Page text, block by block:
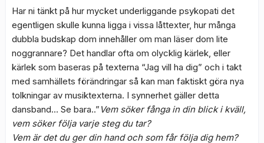
Har ni tänkt på hur mycket underliggande psykopati det
egentligen skulle kunna ligga i vissa låttexter, hur många
dubbla budskap dom innehåller om man läser dom lite
noggrannare? Det handlar ofta om olycklig kärlek, eller
kärlek som baseras på texterna “Jag vill ha dig” och i takt
med samhällets förändringar så kan man faktiskt göra nya
tolkningar av musiktexterna. I synnerhet gäller detta
dansband… Se bara..” Vem söker fånga in din blick i kväll,
vem söker följa varje steg du tar?
Vem är det du ger din hand och som får följa dig hem?